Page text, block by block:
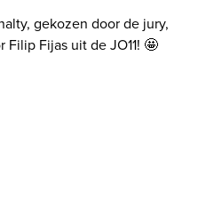
gekozen door de jury,
Fijas uit de JO11! 🤩